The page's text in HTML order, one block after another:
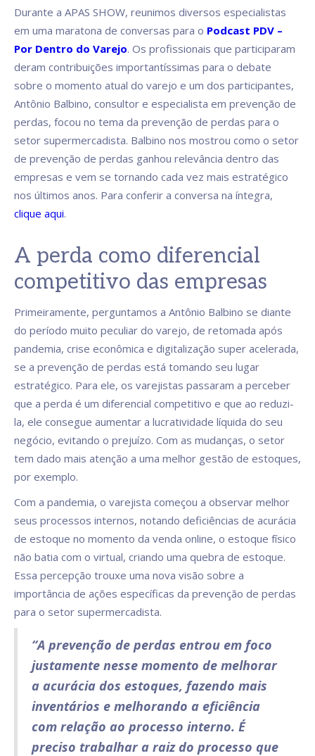
Durante a APAS SHOW, reunimos diversos especialistas
em uma maratona de conversas para o Podcast PDV –
Por Dentro do Varejo. Os profissionais que participaram
deram contribuições importantíssimas para o debate
sobre o momento atual do varejo e um dos participantes,
Antônio Balbino, consultor e especialista em prevenção de
perdas, focou no tema da prevenção de perdas para o
setor supermercadista. Balbino nos mostrou como o setor
de prevenção de perdas ganhou relevância dentro das
empresas e vem se tornando cada vez mais estratégico
nos últimos anos. Para conferir a conversa na íntegra,
clique aqui.
A perda como diferencial
competitivo das empresas
Primeiramente, perguntamos a Antônio Balbino se diante
do período muito peculiar do varejo, de retomada após
pandemia, crise econômica e digitalização super acelerada,
se a prevenção de perdas está tomando seu lugar
estratégico. Para ele, os varejistas passaram a perceber
que a perda é um diferencial competitivo e que ao reduzi-
la, ele consegue aumentar a lucratividade líquida do seu
negócio, evitando o prejuízo. Com as mudanças, o setor
tem dado mais atenção a uma melhor gestão de estoques,
por exemplo.
Com a pandemia, o varejista começou a observar melhor
seus processos internos, notando deficiências de acurácia
de estoque no momento da venda online, o estoque físico
não batia com o virtual, criando uma quebra de estoque.
Essa percepção trouxe uma nova visão sobre a
importância de ações específicas da prevenção de perdas
para o setor supermercadista.
“A prevenção de perdas entrou em foco
justamente nesse momento de melhorar
a acurácia dos estoques, fazendo mais
inventários e melhorando a eficiência
com relação ao processo interno. É
preciso trabalhar a raiz do processo que